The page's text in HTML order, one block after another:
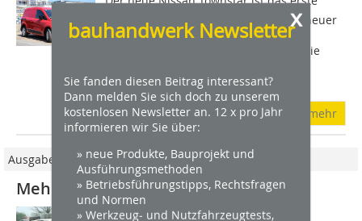
x
bauhandwerk Newsletter
Sie fanden diesen Beitrag interessant?
Dann melden Sie sich doch zu unserem
kostenlosen Newsletter an. 12 x pro Jahr
informieren wir Sie über:
» neue Produkte, Bauprojekt und
Ausführungsmethoden
» Betriebsführungstipps, Rechtsfragen
und Normen
» Werkzeug- und Nutzfahrzeugtests,
Modell, das im Rahmen von Nissans neuer
Strategie für seine leichte
Nutzfahrzeugsparte entstanden ist. Die
durchaus...
mehr
Ausgabe 7-8/2010
Mehr Platz als man glaubt
Irgendwie unproportioniert sieht der